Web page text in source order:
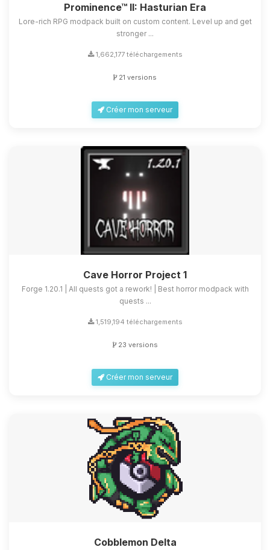
Prominence™ II: Hasturian Era
Lore-rich RPG modpack built on custom content. Level up and get
stronger ...
1,662,177 téléchargements
21 versions
Créer mon serveur
Cave Horror Project 1
Forge 1.20.1 | All quests got a rework! | Best horror modpack with
quests ...
1,519,194 téléchargements
23 versions
Créer mon serveur
Cobblemon Delta